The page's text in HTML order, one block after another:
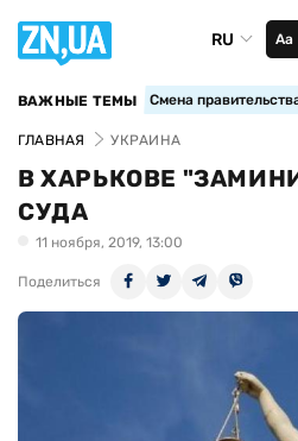
RU Аа
ВАЖНЫЕ ТЕМЫ Смена
ГЛАВНАЯ УКРАИНА
В ХАРЬКОВЕ
СУДА
11 ноября, 2019, 13:00
Поделиться